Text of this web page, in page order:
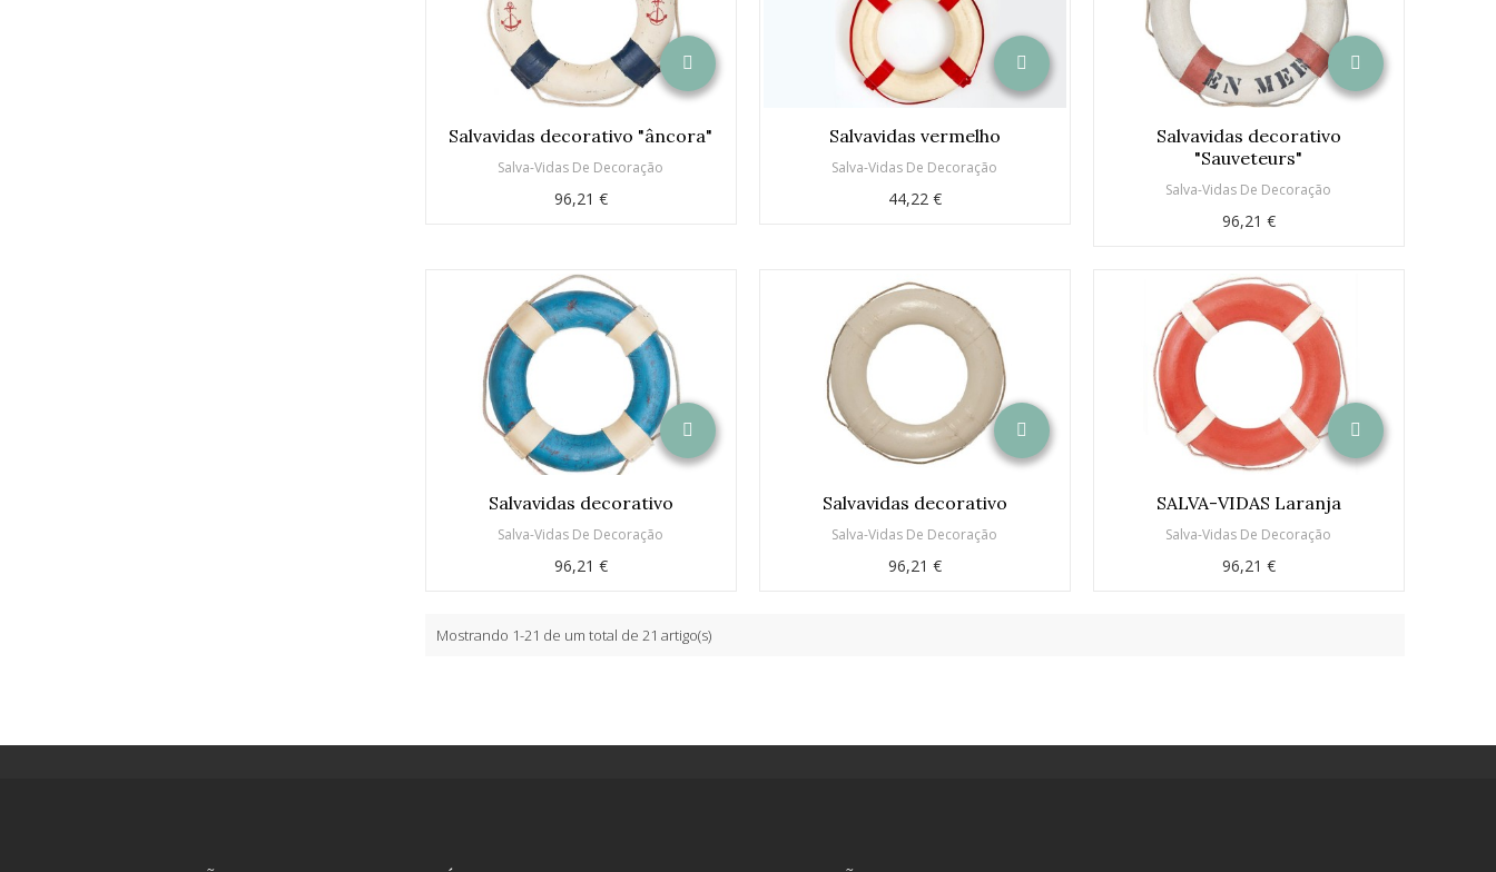
Salvavidas decorativo "âncora"
Salva-Vidas De Decoração
96,21 €
Salvavidas vermelho
Salva-Vidas De Decoração
44,22 €
Salvavidas decorativo
"Sauveteurs"
Salva-Vidas De Decoração
96,21 €
Salvavidas decorativo
Salva-Vidas De Decoração
96,21 €
Salvavidas decorativo
Salva-Vidas De Decoração
96,21 €
SALVA-VIDAS Laranja
Salva-Vidas De Decoração
96,21 €
Mostrando 1-21 de um total de 21 artigo(s)